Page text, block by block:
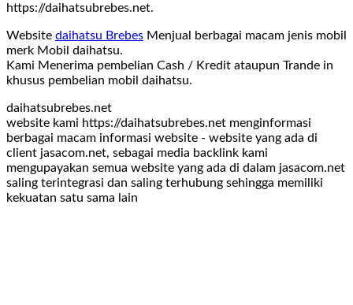
https://daihatsubrebes.net.
Website daihatsu Brebes Menjual berbagai macam jenis mobil
merk Mobil daihatsu.
Kami Menerima pembelian Cash / Kredit ataupun Trande in
khusus pembelian mobil daihatsu.
daihatsubrebes.net
website kami https://daihatsubrebes.net menginformasi
berbagai macam informasi website - website yang ada di
client jasacom.net, sebagai media backlink kami
mengupayakan semua website yang ada di dalam jasacom.net
saling terintegrasi dan saling terhubung sehingga memiliki
kekuatan satu sama lain